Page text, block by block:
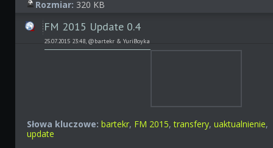
Rozmiar: 320 KB
FM 2015 Update 0.4
25.07.2015 23:48, @bartekr & YuriBoyka
Słowa kluczowe: bartekr, FM 2015,transfery,uaktualnienie,
update